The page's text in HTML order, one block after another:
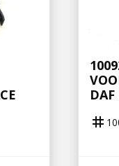
DAF
tag